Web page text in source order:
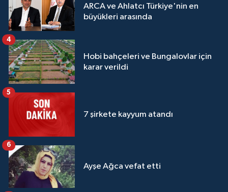
ARCA ve Ahlatcı Türkiye'nin en
büyükleri arasında
Hobi bahçeleri ve Bungalovlar için
karar verildi
4
7 şirkete kayyum atandı
5
Ayşe Ağca vefat etti
6